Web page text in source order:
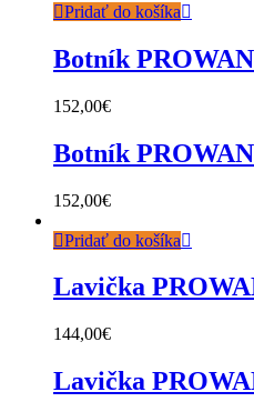
Pridať do košíka
Botník
152,00€
Botník
152,00€
Pridať do košíka
Lavička
144,00€
Lavička